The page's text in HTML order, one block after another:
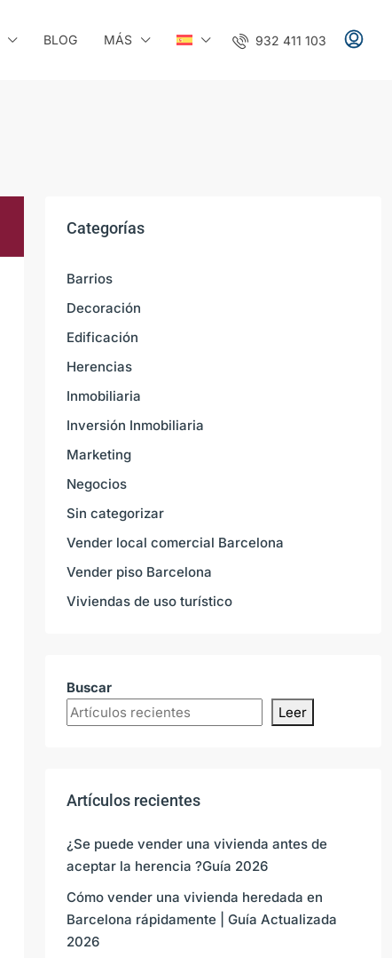
BLOG MÁS 932 411 103
Categorías
Barrios
Decoración
Edificación
Herencias
Inmobiliaria
Inversión Inmobiliaria
Marketing
Negocios
Sin categorizar
Vender local comercial Barcelona
Vender piso Barcelona
Viviendas de uso turístico
Buscar
Leer
Artículos recientes
¿Se puede vender una vivienda antes de
aceptar la herencia ?Guía 2026
Cómo vender una vivienda heredada en
Barcelona rápidamente | Guía Actualizada
2026